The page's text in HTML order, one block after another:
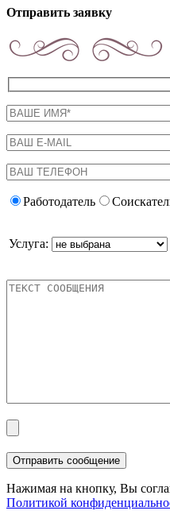
Отправить заявку
Работодатель
Услуга:
Нажимая на кнопку, Вы
Политикой